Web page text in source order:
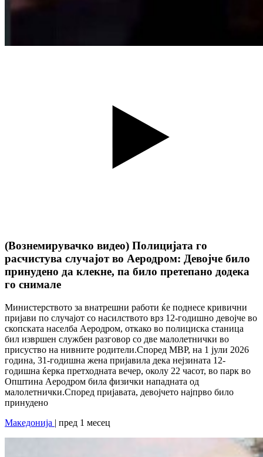
(Вознемирувачко видео) Полицијата го
расчистува случајот во Аеродром: Девојче било
принудено да клекне, па било претепано додека
го снимале
Министерството за внатрешни работи ќе поднесе кривични
пријави по случајот со насилството врз 12-годишно девојче во
скопската населба Аеродром, откако во полициска станица
бил извршен службен разговор со две малолетнички во
присуство на нивните родители.Според МВР, на 1 јули 2026
година, 31-годишна жена пријавила дека нејзината 12-
годишна ќерка претходната вечер, околу 22 часот, во парк во
Општина Аеродром била физички нападната од
малолетнички.Според пријавата, девојчето најпрво било
принудено
Македонија | пред 1 месец